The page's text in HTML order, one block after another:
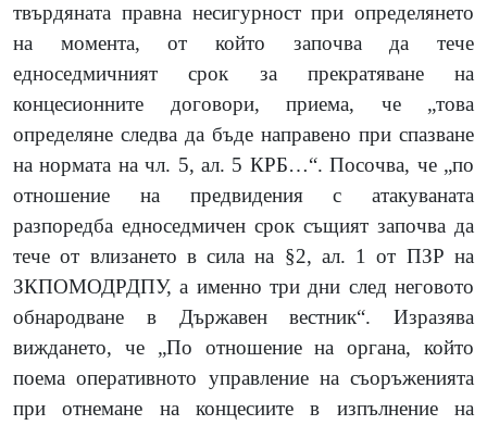
твърдяната правна несигурност при определянето
на момента, от който започва да тече
едноседмичният срок за прекратяване на
концесионните договори, приема, че „това
определяне следва да бъде направено при спазване
на нормата на чл. 5, ал. 5 КРБ…“. Посочва, че „по
отношение на предвидения с атакуваната
разпоредба едноседмичен срок същият започва да
тече от влизането в сила на §2, ал. 1 от ПЗР на
ЗКПОМОДРДПУ, а именно три дни след неговото
обнародване в Държавен вестник“. Изразява
виждането, че „По отношение на органа, който
поема оперативното управление на съоръженията
при отнемане на концесиите в изпълнение на